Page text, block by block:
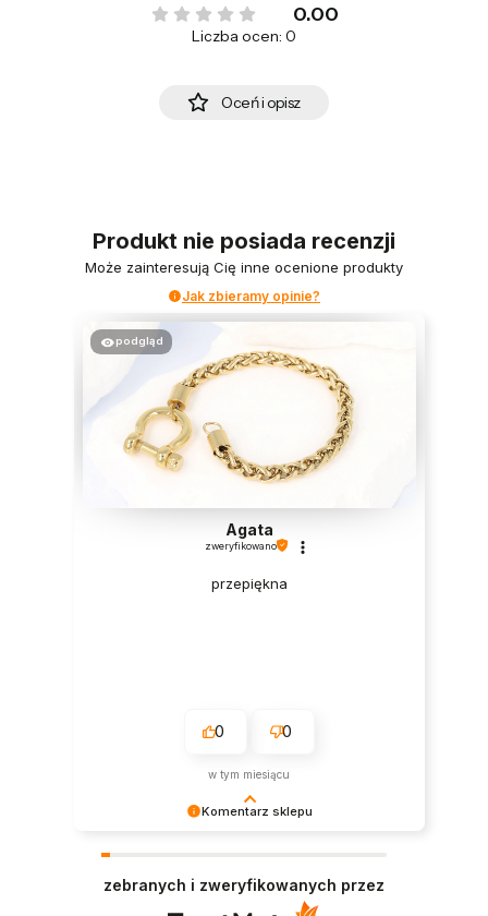
0.00
Liczba ocen: 0
Oceń i opisz
Produkt nie posiada recenzji
Może zainteresują Cię inne ocenione produkty
Jak zbieramy opinie?
Komentarz sklepu
ponownie!
podgląd
Agata
zweryfikowano
przepiękna
0 0
w tym miesiącu
zebranych i zweryfikowanych przez